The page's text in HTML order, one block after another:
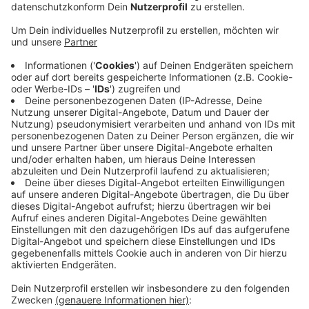
die Generationensportgruppe einen Sportraum für
Krafttraining, Ältere üben sich in Balance und
laut AOK Nachbar-Initiativen, die
gesundheitsfördernde Projekte gestalten.
Veröffentlicht: Montag, 06.09.2021 14:37
Anzeige
Mit jeweils 1.000 Euro werden zehn Projekte
gefördert, die die Lebensqualität im Dorf nachhaltig
stärken. Den Link zur Anmeldung gibt’s bei uns im
Internet. Anmeldungen für den Förderpreis sindhier
möglich
Anzeige